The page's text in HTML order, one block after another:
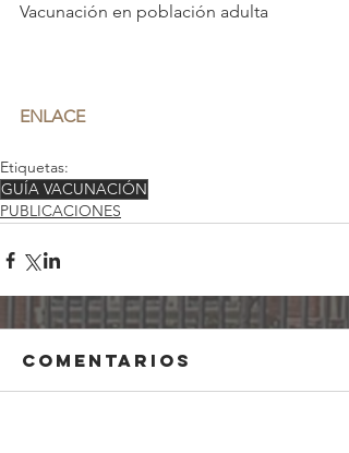
Vacunación en población adulta
ENLACE
Etiquetas:
GUÍA VACUNACIÓN
PUBLICACIONES
Comentarios